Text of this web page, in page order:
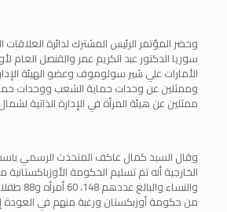
وحضر المؤتمر الرئيس المشترك لدائرة
سوريا الدكتور عبد الكريم عمر والقنصل العام
الأمارات علي شير سولوموف وعضو الهيئة
وممثلين عن وحدات حماية الشعب ووحدات
ممثلين عن هيئة المرأة في الإدارة الذاتية
وقال السيد كمال عاكف المتحدث الرسمي باسم
الخارجية أنه تم تسليم الحكومة
والنساء
من حكومة أوزبكستان ورغبة منهم في العودة